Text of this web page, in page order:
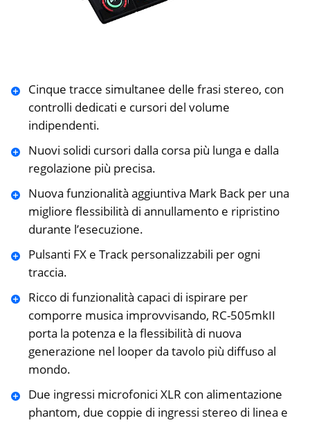
Cinque tracce simultanee delle frasi stereo, con
controlli dedicati e cursori del volume
indipendenti.
Nuovi solidi cursori dalla corsa più lunga e dalla
regolazione più precisa.
Nuova funzionalità aggiuntiva Mark Back per una
migliore flessibilità di annullamento e ripristino
durante l’esecuzione.
Pulsanti FX e Track personalizzabili per ogni
traccia.
Ricco di funzionalità capaci di ispirare per
comporre musica improvvisando, RC-505mkII
porta la potenza e la flessibilità di nuova
generazione nel looper da tavolo più diffuso al
mondo.
Due ingressi microfonici XLR con alimentazione
phantom, due coppie di ingressi stereo di linea e